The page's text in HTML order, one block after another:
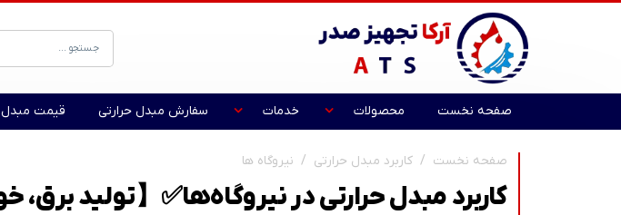
صفحه نخست محصولات خدمات سفارش مبدل حرارتی قیمت مبدل
صفحه نخست کاربرد مبدل حرارتی نیروگاه ها
کاربرد مبدل حرارتی در نیروگاه‌ها✅【تولید برق،